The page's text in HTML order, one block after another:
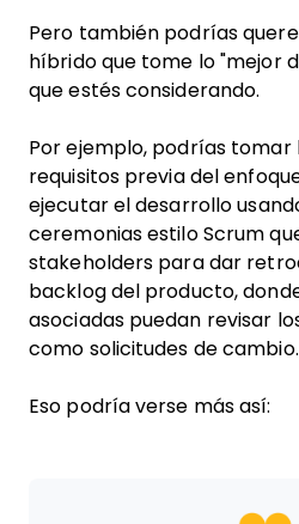
Pero también podrías
híbrido que tome lo "mejor
que estés considerando.
Por ejemplo, podrías tomar
requisitos previa del
ejecutar el desarrollo
ceremonias estilo Scrum
stakeholders para dar
backlog del producto,
asociadas puedan revisar
como solicitudes de cambio.
Eso podría verse más así: